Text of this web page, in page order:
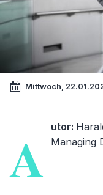
Mittwoch,
A utor:
Managing